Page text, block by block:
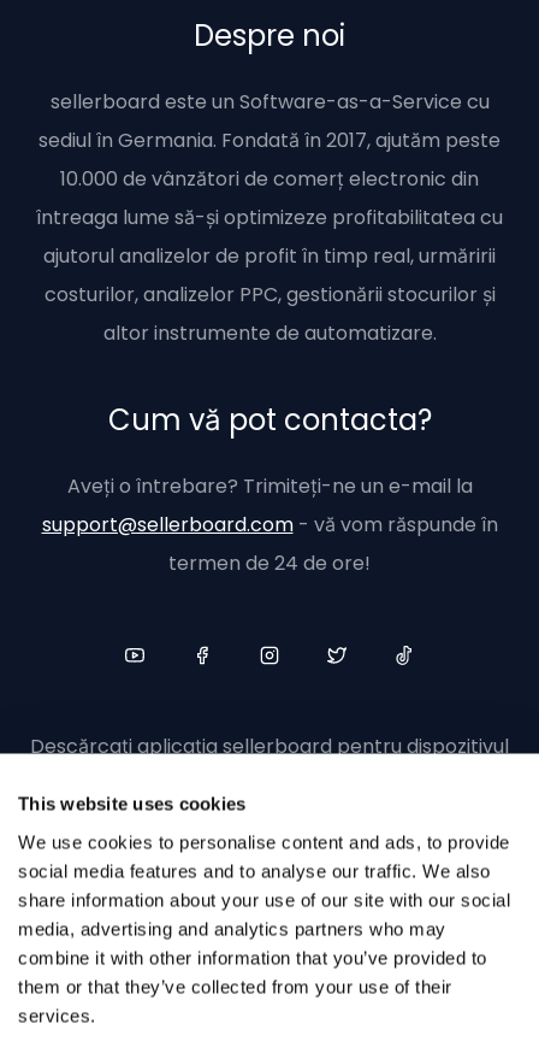
This website uses cookies
We use cookies to personalise content and ads, to provide
social media features and to analyse our traffic. We also
share information about your use of our site with our social
media, advertising and analytics partners who may
combine it with other information that you’ve provided to
them or that they’ve collected from your use of their
services.
Despre noi
sellerboard este un Software-as-a-Service cu
sediul în Germania. Fondată în 2017, ajutăm peste
10.000 de vânzători de comerț electronic din
întreaga lume să-și optimizeze profitabilitatea cu
ajutorul analizelor de profit în timp real, urmăririi
costurilor, analizelor PPC, gestionării stocurilor și
altor instrumente de automatizare.
Cum vă pot contacta?
Aveți o întrebare? Trimiteți-ne un e-mail la
support@sellerboard.com- vă vom răspunde în
termen de 24 de ore!
Descărcați aplicația sellerboard pentru dispozitivul
© sellerboard 2017-2026